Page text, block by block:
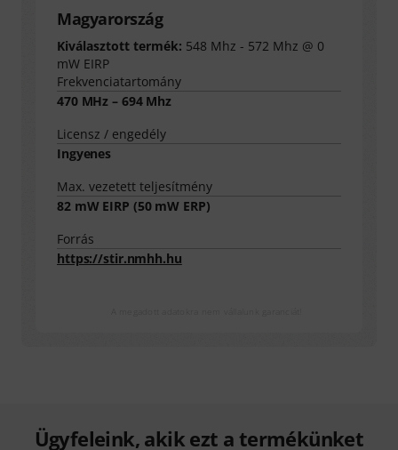
Magyarország
Kiválasztott termék: 548 Mhz - 572 Mhz @ 0
mW EIRP
Frekvenciatartomány
470 MHz – 694 Mhz
Licensz / engedély
Ingyenes
Max. vezetett teljesítmény
82mW EIRP (50mW ERP)
Forrás
https://stir.nmhh.hu
Ügyfeleink, akik ezt a termékünket